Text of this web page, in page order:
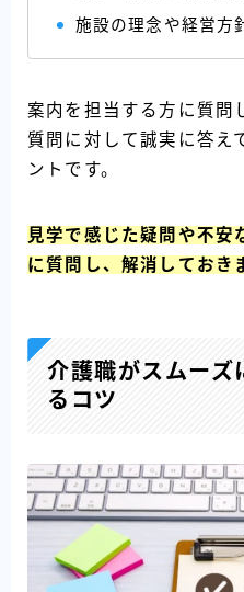
施設の理念や経営方
案内を担当する方に質問
質問に対して誠実に答え
ントです。
見学で感じた疑問や不安
に質問し、解消しておき
介護職がスムーズ
るコツ